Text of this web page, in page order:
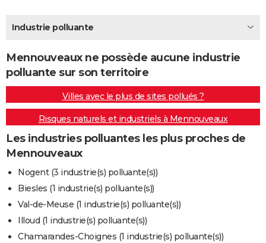
BONS PLANS
CARTE DE VOEUX
Carte de Noël
Carte Bonne année
Carte Saint-Valentin
Carte Pâques
Carte d'anniversaire
DICTIONNAIRE
Dictionnaire
Biographies
Citations
Expressions
Proverbes
PROGRAMME TV
COPAINS D'AVANT
S'inscrire
Se connecter
Lycées
Collèges
Primaires
Universités
Entreprises
Service militaire
Avis de recherche
AVIS DE DÉCÈS
FORUM
Bricolage
Industrie polluante
Mennouveaux ne possède aucune industrie
polluante sur son territoire
Villes avec le plus de sites pollués ?
Risques naturels et industriels à Mennouveaux
Les industries polluantes les plus proches de
Mennouveaux
Nogent (3 industrie(s) polluante(s))
Biesles (1 industrie(s) polluante(s))
Val-de-Meuse (1 industrie(s) polluante(s))
Illoud (1 industrie(s) polluante(s))
Chamarandes-Choignes (1 industrie(s) polluante(s))